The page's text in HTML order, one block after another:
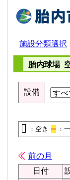
施設分類選択
胎内球場
設備
：空き ：
前の月
日付